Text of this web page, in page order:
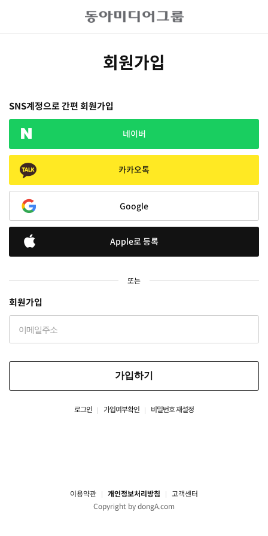
회원가입
SNS계정으로 간편 회원가입
네이버
카카오톡
Google
Apple로 등록
또는
회원가입
가입하기
로그인 가입여부확인 비밀번호 재설정
이용약관 개인정보처리방침
고객센터
Copyright by dongA.com